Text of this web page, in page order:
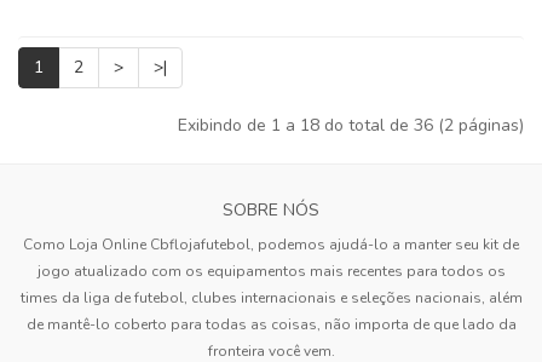
1 2 > >|
Exibindo de 1 a 18 do total de 36 (2 páginas)
SOBRE NÓS
Como Loja Online Cbflojafutebol, podemos ajudá-lo a manter seu kit de
jogo atualizado com os equipamentos mais recentes para todos os
times da liga de futebol, clubes internacionais e seleções nacionais, além
de mantê-lo coberto para todas as coisas, não importa de que lado da
fronteira você vem.